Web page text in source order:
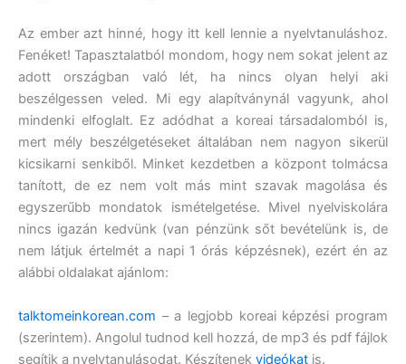
Az ember azt hinné, hogy itt kell lennie a nyelvtanuláshoz.
Fenéket! Tapasztalatból mondom, hogy nem sokat jelent az
adott országban való lét, ha nincs olyan helyi aki
beszélgessen veled. Mi egy alapítványnál vagyunk, ahol
mindenki elfoglalt. Ez adódhat a koreai társadalomból is,
mert mély beszélgetéseket általában nem nagyon sikerül
kicsikarni senkiből. Minket kezdetben a központ tolmácsa
tanított, de ez nem volt más mint szavak magolása és
egyszerűbb mondatok ismételgetése. Mivel nyelviskolára
nincs igazán kedvünk (van pénzünk sőt bevételünk is, de
nem látjuk értelmét a napi 1 órás képzésnek), ezért én az
alábbi oldalakat ajánlom:
talktomeinkorean.com – a legjobb koreai képzési program
(szerintem). Angolul tudnod kell hozzá, de mp3 és pdf fájlok
segítik a nyelvtanulásodat. Készítenek videókat is.